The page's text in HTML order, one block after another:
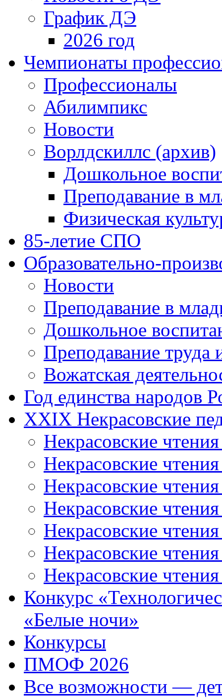
График ДЭ
2026 год
Чемпионаты
Профессионалы
Абилимпикс
Новости
Ворлдскиллс (архив)
Дошкольное
Преподавание в
Физическая
85-летие СПО
Образовательно-
Новости
Преподавание в
Дошкольное
Преподавание труда
Вожатская
Год единства народов
XXIX Некрасовские
Некрасовские
Некрасовские
Некрасовские
Некрасовские
Некрасовские
Некрасовские
Некрасовские
Конкурс
«Белые ночи»
Конкурсы
ПМОФ 2026
Все возможности —